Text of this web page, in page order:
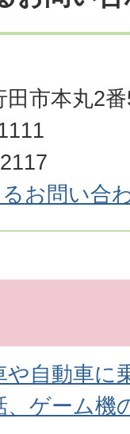
田市本丸2
お問い合
自動車に
、ゲーム